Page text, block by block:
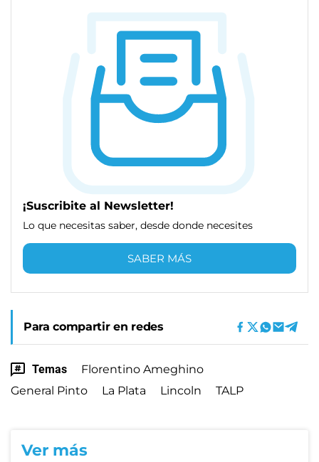
¡Suscribite al Newsletter!
Lo que necesitas saber, desde donde necesites
SABER MÁS
Para compartir en redes
Temas
Florentino Ameghino
General Pinto
La Plata Lincoln TALP
Ver más